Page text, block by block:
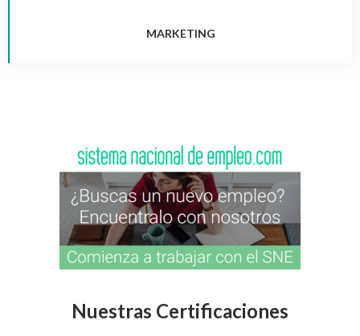
MARKETING
Nuestras Certificaciones